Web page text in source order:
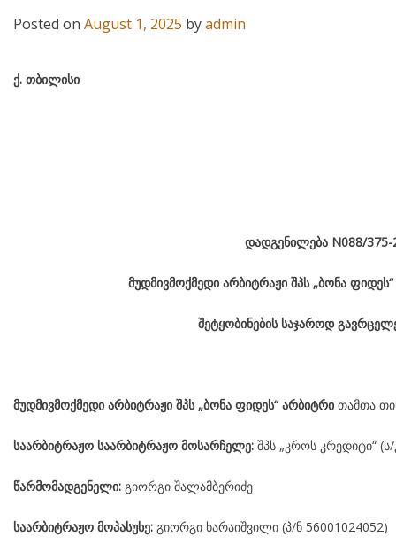
Posted on August 1, 2025 byadmin
ქ. თბილისი
დადგენილება N088/
მუდმივმოქმედი არბიტრაჟი შპს „ბონა
შეტყობინების საჯაროდ
მუდმივმოქმედი არბიტრაჟი შპს „ბონა ფიდეს“ არბიტრი თამთა
საარბიტრაჟო საარბიტრაჟო მოსარჩელე: შპს „კროს კრედიტი“
წარმომადგენელი: გიორგი შალამბერიძე
საარბიტრაჟო მოპასუხე: გიორგი ხარაიშვილი (პ/ნ 56001024052)